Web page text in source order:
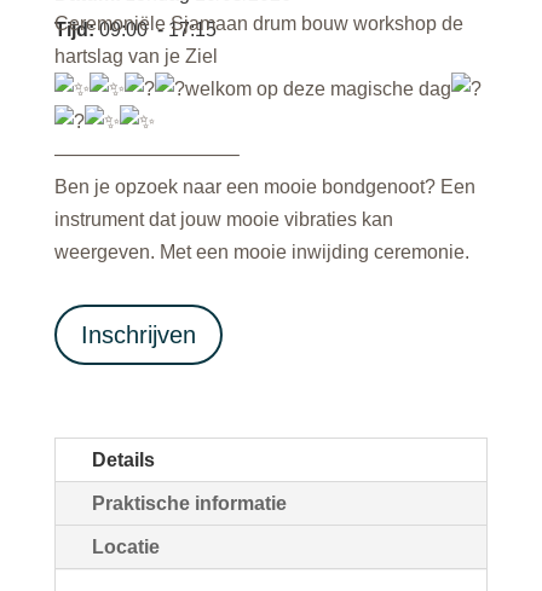
Tijd:09:00 - 17:15
Ceremoniële Sjamaan drum bouw workshop de
hartslag van je Ziel
welkom op deze magische dag
—————————–
Ben je opzoek naar een mooie bondgenoot? Een
instrument dat jouw mooie vibraties kan
weergeven. Met een mooie inwijding ceremonie.
Inschrijven
Details
Praktische informatie
Locatie